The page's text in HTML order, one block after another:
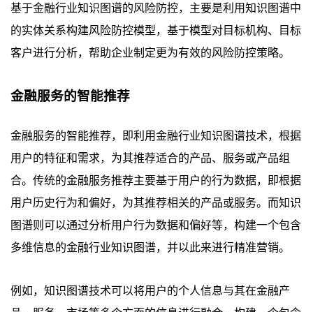
基于金融行业知识图谱的风险防控，主要是利用知识图谱中
的实体关系构建风险防控模型，基于模型对目标机构、目标
客户进行分析，帮助企业制定更为有效的风险防控策略。
金融服务的智能推荐
金融服务的智能推荐，即利用金融行业知识图谱技术，根据
用户的特征和需求，为其推荐适合的产品、服务或产品组
合。传统的金融服务推荐主要基于用户的行为数据，即根据
用户历史行为和偏好，为其推荐相关的产品或服务。而知识
图谱则可以通过分析用户行为数据和偏好等，构建一个包含
多维信息的金融行业知识图谱，并以此来进行精准营销。
例如，知识图谱技术可以将用户的个人信息与其在金融产